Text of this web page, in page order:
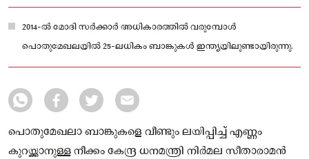
തേടുകയാണ് നിലവിലെ ചർച്ചകളുടെ ലക്ഷ്യം
2014-ൽ മോദി സർക്കാർ അധികാരത്തിൽ വരുമ്പോൾ
പൊതുമേഖലയിൽ 25-ലധികം ബാങ്കുകൾ ഇന്ത്യയിലുണ്ടായിരുന്നു.
പൊതുമേഖലാ ബാങ്കുകളെ വീണ്ടും ലയിപ്പിച്ച് എണ്ണം
കുറയ്ക്കാനുള്ള നീക്കം കേന്ദ്ര ധനമന്ത്രി നിർമല സീതാരാമൻ